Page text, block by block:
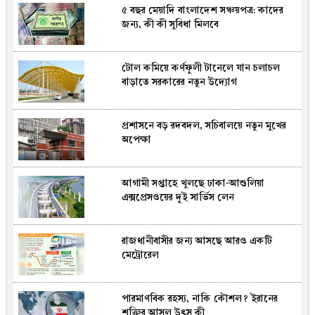
কুমিল্লায় সোহান হত্যা: বৃদ্ধের যাবজ্জীবন, ছেলে
খালাস
ভিসা-গ্রিন কার্ড আবেদনে যুক্তরাষ্ট্রের নতুন
কড়াকড়ি, কী থাকছে নীতিতে?
তৈরি হচ্ছে হেলিপ্যাড ও মঞ্চ: বাঁশখালীতে
প্রধানমন্ত্রী তারেক রহমানের আগমনকে ঘিরে
ঢাকায় পাকিস্তান হাই কমিশনারের বাসভবনে
আগুন
রাষ্ট্রপতি পদে লড়তে কী কী যোগ্যতা
প্রয়োজন? জানুন সংবিধানের শর্তগুলো
দুবাই-ব্যাংকক ফ্লাইটে ঘুমন্ত নারীকে যৌ.ন
৫ বছর মেয়াদি বাংলাদেশ সঞ্চয়পত্র: কাদের
জন্য, কী কী সুবিধা মিলবে
টোল কমিয়ে কর্ণফুলী টানেলে যান চলাচল
বাড়াতে সরকারের নতুন উদ্যোগ
প্রশাসনে বড় রদবদল, সচিবালয়ে নতুন মুখের
অপেক্ষা
আগামী সপ্তাহে খুলছে ঢাকা-আশুলিয়া
এক্সপ্রেসওয়ের দুই সার্ভিস লেন
রাজধানীবাসীর জন্য আসছে আরও একটি
মেট্রোরেল
পারমাণবিক রহস্য, নাকি কৌশল? ইরানের